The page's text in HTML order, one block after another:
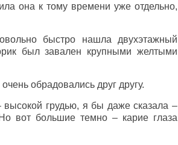
она к тому времени уже отдельно,
быстро нашла двухэтажный
был завален крупными желтыми
обрадовались друг другу.
грудью, я бы даже сказала –
вот большие темно – карие глаза